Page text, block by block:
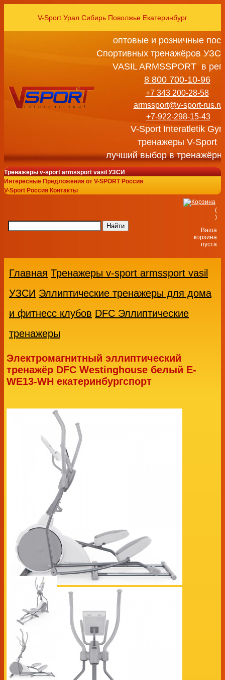
V-Sport Урал Сибирь Поволжье Екатеринбург
оптовые и розничные
Спортивных тренажёров
VASIL ARMSSPORT в
8 800 700-10-96
+7 343 200-28-58
armssport@v-sport-rus.ru
+7-922-298-15-43
V-Sport Interatletik
тренажеры V-Sport
лучший выбор в
Тренажеры v-sport armssport vasil УЗСИ
Интересные Предложения от V-SPORT Россия
V-Sport Россия Контакты
(
)
Ваша
корзина
пуста
Главная Тренажеры v-sport armssport vasil
УЗСИ Эллиптические тренажеры для дома
и фитнесс клубов DFC Эллиптические
тренажеры
Электромагнитный эллиптический
тренажёр DFC Westinghouse белый E-
WE13-WH екатеринбургспорт